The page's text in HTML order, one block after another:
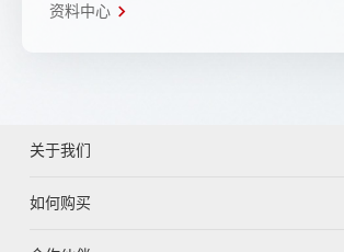
资料中心
关于我们
如何购买